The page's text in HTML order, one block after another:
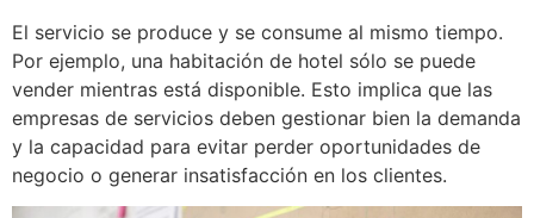
El servicio se produce y se consume al mismo tiempo.
Por ejemplo, una habitación de hotel sólo se puede
vender mientras está disponible. Esto implica que las
empresas de servicios deben gestionar bien la demanda
y la capacidad para evitar perder oportunidades de
negocio o generar insatisfacción en los clientes.